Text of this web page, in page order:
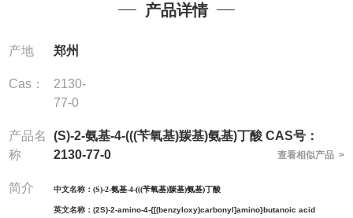
产品详情
产地 郑州
Cas：
2130-
77-0
产品名
称
(S)-2-氨基-4-(((苄氧基)羰基)氨基)丁酸 CAS号：
2130-77-0
查看相似产品 >
简介 中文名称： (S)-2-氨基-4-(((苄氧基)羰基)氨基)丁酸
英文名称： (2S)-2-amino-4-{[(benzyloxy)carbonyl]amino}butanoic acid